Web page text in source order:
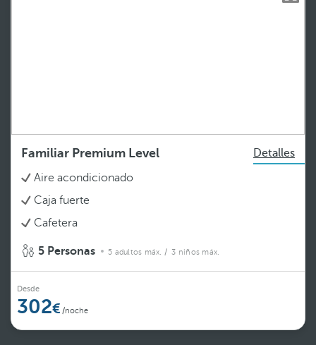
Familiar Premium Level
Detalles
Aire acondicionado
Caja fuerte
Cafetera
5 Personas 5 adultos máx. / 3 niños máx.
Desde
302 /noche